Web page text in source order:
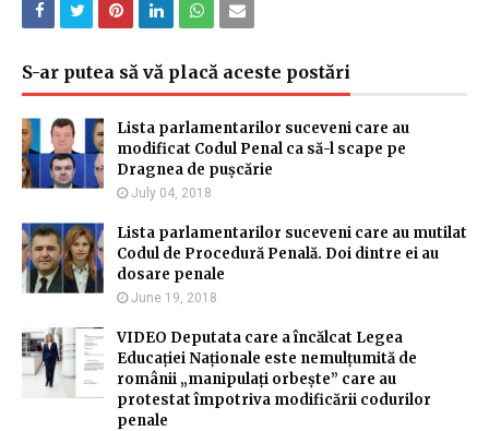
S-ar putea să vă placă aceste postări
Lista parlamentarilor suceveni care au
modificat Codul Penal ca să-l scape pe
Dragnea de pușcărie
July 04, 2018
Lista parlamentarilor suceveni care au mutilat
Codul de Procedură Penală. Doi dintre ei au
dosare penale
June 19, 2018
VIDEO Deputata care a încălcat Legea
Educației Naționale este nemulțumită de
românii „manipulați orbește” care au
protestat împotriva modificării codurilor
penale